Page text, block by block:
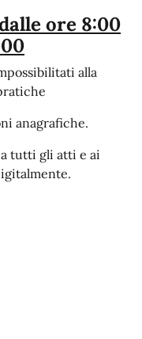
ore 8:00
alla
anagrafiche.
tutti gli atti e ai